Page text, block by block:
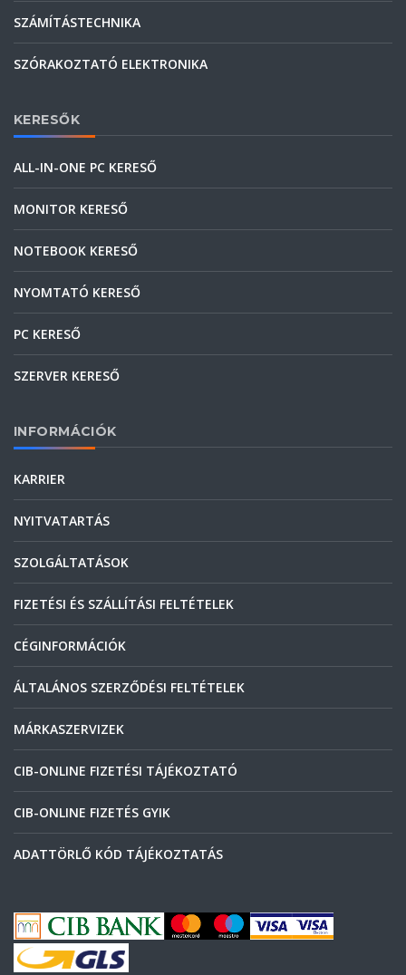
SZÁMÍTÁSTECHNIKA
SZÓRAKOZTATÓ ELEKTRONIKA
KERESŐK
ALL-IN-ONE PC KERESŐ
MONITOR KERESŐ
NOTEBOOK KERESŐ
NYOMTATÓ KERESŐ
PC KERESŐ
SZERVER KERESŐ
INFORMÁCIÓK
KARRIER
NYITVATARTÁS
SZOLGÁLTATÁSOK
FIZETÉSI ÉS SZÁLLÍTÁSI FELTÉTELEK
CÉGINFORMÁCIÓK
ÁLTALÁNOS SZERZŐDÉSI FELTÉTELEK
MÁRKASZERVIZEK
CIB-ONLINE FIZETÉSI TÁJÉKOZTATÓ
CIB-ONLINE FIZETÉS GYIK
ADATTÖRLŐ KÓD TÁJÉKOZTATÁS